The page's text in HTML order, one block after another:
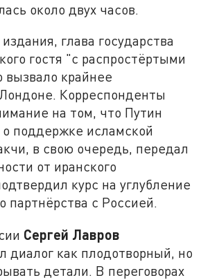
около двух часов.
глава государства
гостя "с распростёртыми
вызвало крайнее
Корреспонденты
на том, что Путин
о поддержке исламской
в свою очередь, передал
от иранского
курс на углубление
партнёрства с Россией.
Сергей Лавров
диалог как плодотворный, но
детали. В переговорах